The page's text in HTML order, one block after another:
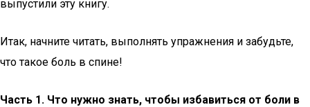
выпустили эту книгу.
Итак, начните читать, выполнять упражнения и забудьте,
что такое боль в спине!
Часть 1. Что нужно знать, чтобы избавиться от боли в